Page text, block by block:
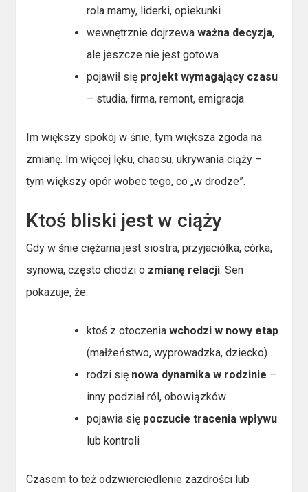
rola mamy, liderki, opiekunki
wewnętrznie dojrzewaważna decyzja,
ale jeszcze nie jest gotowa
pojawił się projekt wymagający czasu
– studia, firma, remont, emigracja
Im większy spokój w śnie, tym większa zgoda na
zmianę. Im więcej lęku, chaosu, ukrywania ciąży –
tym większy opór wobec tego, co „w drodze”.
Ktoś bliski jest w ciąży
Gdy w śnie ciężarna jest siostra, przyjaciółka, córka,
synowa, często chodzi o zmianę relacji. Sen
pokazuje, że:
ktoś z otoczeniawchodzi w nowy etap
(małżeństwo, wyprowadzka, dziecko)
rodzi się nowa dynamika w rodzinie –
inny podział ról, obowiązków
pojawia się poczucie tracenia wpływu
lub kontroli
Czasem to też odzwierciedlenie zazdrości lub